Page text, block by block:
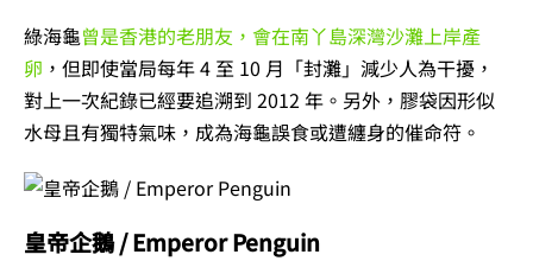
綠海龜曾是香港的老朋友，會在南丫島深灣沙灘上岸產
卵 ，但即使當局每年 4 至 10 月「封灘」減少人為干擾，
對上一次紀錄已經要追溯到 2012 年。另外，膠袋因形似
水母且有獨特氣味，成為海龜誤食或遭纏身的催命符。
皇帝企鵝 / Emperor Penguin